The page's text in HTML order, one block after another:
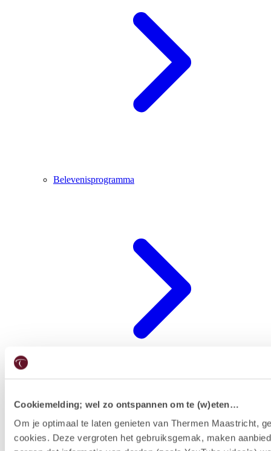
Cookiemelding; wel zo ontspannen om te (w)eten…
Om je optimaal te laten genieten van Thermen Maastricht,
cookies. Deze vergroten het gebruiksgemak, maken
Belevenisprogramma
Restaurants